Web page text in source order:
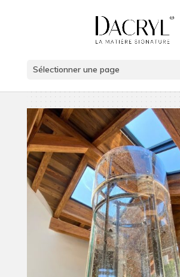
Sélectionner une page